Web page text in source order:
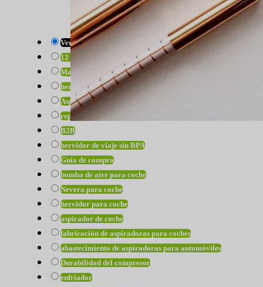
Ver todos
12 volt hot water heater
Mayorista de hervidores de 12v
hervidor de agua de 12v
Aspiradoras estéticas de chimenea
reparación de bomba de aire
B2B
hervidor de viaje sin BPA
Guía de compra
bomba de aire para coche
Nevera para coche
hervidor para coche
aspirador de coche
fabricación de aspiradoras para coches
abastecimiento de aspiradoras para automóviles
Durabilidad del compresor
enfriador